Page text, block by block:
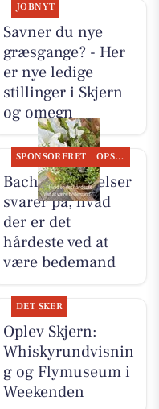
JOBNYT
Savner du nye
græsgange? - Her
er nye ledige
stillinger i Skjern
og omegn
SPONSORERET OPSLAGSTAVLEN
Bachs Begravelser
svarer på, hvad
der er det
hårdeste ved at
være bedemand
DET SKER
Oplev Skjern:
Whiskyrundvisnin
g og Flymuseum i
Weekenden